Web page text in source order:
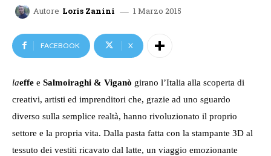
Autore Loris Zanini 1 Marzo 2015
FACEBOOK X
laeffe e Salmoiraghi & Viganò girano l’Italia alla scoperta di
creativi, artisti ed imprenditori che, grazie ad uno sguardo
diverso sulla semplice realtà, hanno rivoluzionato il proprio
settore e la propria vita. Dalla pasta fatta con la stampante 3D al
tessuto dei vestiti ricavato dal latte, un viaggio emozionante